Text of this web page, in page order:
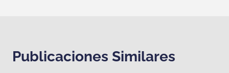
Publicaciones Similares